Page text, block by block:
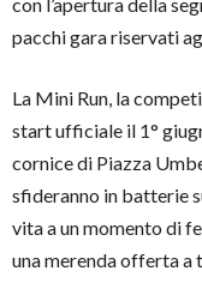
pacchi gara riservati
La Mini Run, la
start ufficiale il 1°
cornice di Piazza
sfideranno in batterie
vita a un momento di
una merenda offerta